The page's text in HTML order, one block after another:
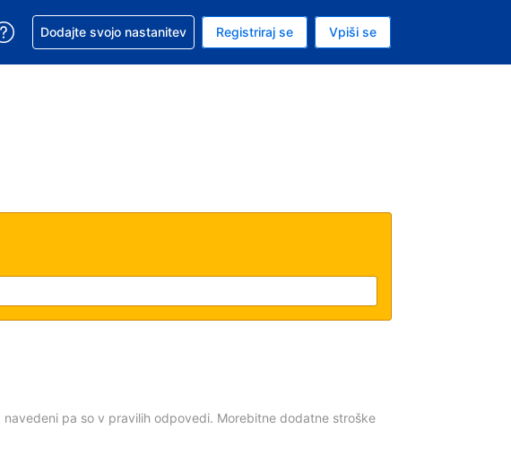
trenutna valuta je evro
Vaš trenutni jezik je Slovenščini
Zaprosite za pomoč pri rezervaciji
Dodajte svojo nastanitev Registriraj se Vpiši se
pa so v pravilih odpovedi. Morebitne dodatne stroške